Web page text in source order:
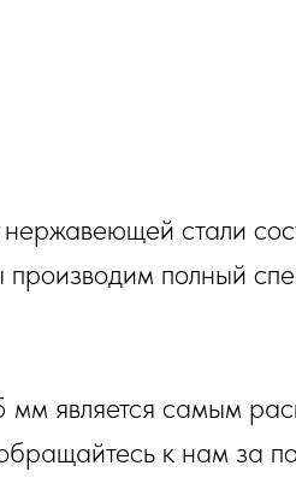
стали
полный
мм является самым
к нам за